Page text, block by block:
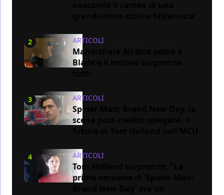
2 ARTICOLI
Mahershala Ali dice addio a
Blade e il motivo sorprende
3 ARTICOLI
Spider-Man: Brand New Day, la
scena post-credits spiegata: il
4 ARTICOLI
Tom Holland sorprende: "La
prima versione di 'Spider-Man: